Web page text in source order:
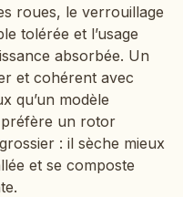
roues, le verrouillage
tolérée et l’usage
absorbée. Un
et cohérent avec
qu’un modèle
préfère un rotor
: il sèche mieux
et se composte